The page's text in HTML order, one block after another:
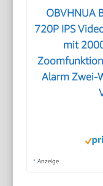
OBVHNUA
720P IPS
mit
Alarm Zwei-
* Anzeige